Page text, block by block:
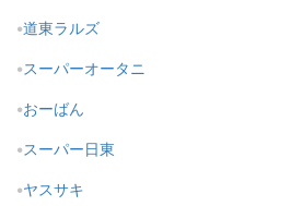
道東ラルズ
スーパーオータニ
おーばん
スーパー日東
ヤスサキ